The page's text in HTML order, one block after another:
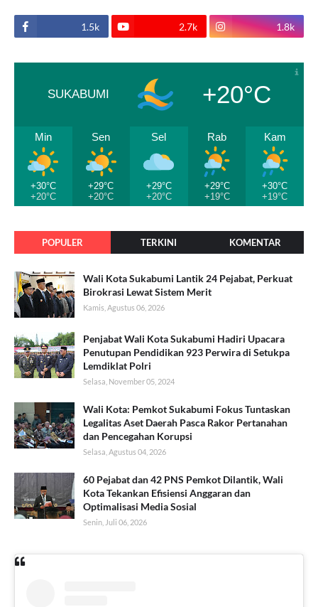
1.5k 2.7k 1.8k
SUKABUMI +20°C
Min
+30°C
+20°C
Sen
+29°C
+20°C
Sel
+29°C
+20°C
Rab
+29°C
+19°C
Kam
+30°C
+19°C
POPULER TERKINI KOMENTAR
Wali Kota Sukabumi Lantik 24 Pejabat, Perkuat
Birokrasi Lewat Sistem Merit
Kamis, Agustus 06, 2026
Penjabat Wali Kota Sukabumi Hadiri Upacara
Penutupan Pendidikan 923 Perwira di Setukpa
Lemdiklat Polri
Selasa, November 05, 2024
Wali Kota: Pemkot Sukabumi Fokus Tuntaskan
Legalitas Aset Daerah Pasca Rakor Pertanahan
dan Pencegahan Korupsi
Selasa, Agustus 04, 2026
60 Pejabat dan 42 PNS Pemkot Dilantik, Wali
Kota Tekankan Efisiensi Anggaran dan
Optimalisasi Media Sosial
Senin, Juli 06, 2026